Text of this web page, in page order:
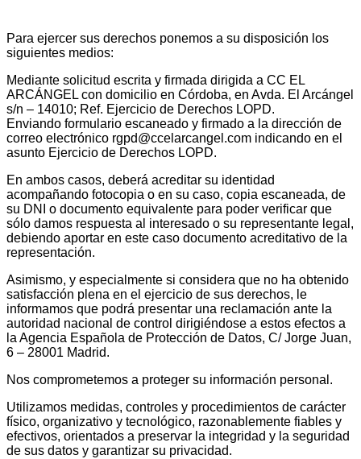
Para ejercer sus derechos ponemos a su disposición los
siguientes medios:
Mediante solicitud escrita y firmada dirigida a CC EL
ARCÁNGEL con domicilio en Córdoba, en Avda. El Arcángel
s/n – 14010; Ref. Ejercicio de Derechos LOPD.
Enviando formulario escaneado y firmado a la dirección de
correo electrónico rgpd@ccelarcangel.com indicando en el
asunto Ejercicio de Derechos LOPD.
En ambos casos, deberá acreditar su identidad
acompañando fotocopia o en su caso, copia escaneada, de
su DNI o documento equivalente para poder verificar que
sólo damos respuesta al interesado o su representante legal,
debiendo aportar en este caso documento acreditativo de la
representación.
Asimismo, y especialmente si considera que no ha obtenido
satisfacción plena en el ejercicio de sus derechos, le
informamos que podrá presentar una reclamación ante la
autoridad nacional de control dirigiéndose a estos efectos a
la Agencia Española de Protección de Datos, C/ Jorge Juan,
6 – 28001 Madrid.
Nos comprometemos a proteger su información personal.
Utilizamos medidas, controles y procedimientos de carácter
físico, organizativo y tecnológico, razonablemente fiables y
efectivos, orientados a preservar la integridad y la seguridad
de sus datos y garantizar su privacidad.